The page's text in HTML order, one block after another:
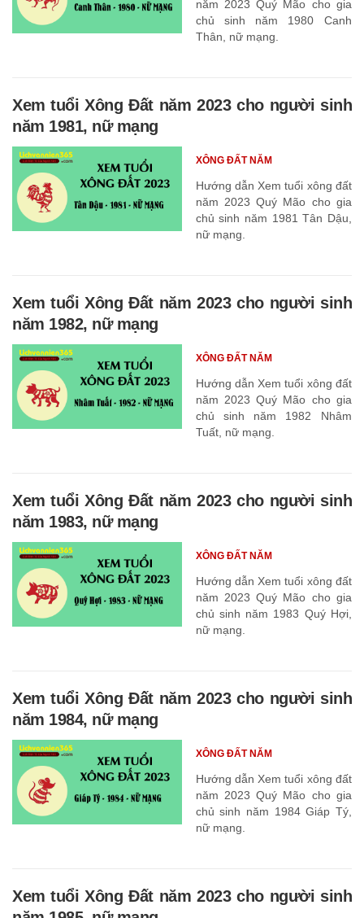
năm 2023 Quý Mão cho gia
chủ sinh năm 1980 Canh
Thân, nữ mạng.
Xem tuổi Xông Đất năm 2023 cho người sinh
năm 1981, nữ mạng
Hướng dẫn Xem tuổi xông đất
năm 2023 Quý Mão cho gia
chủ sinh năm 1981 Tân Dậu,
nữ mạng.
XÔNG ĐẤT NĂM
Xem tuổi Xông Đất năm 2023 cho người sinh
năm 1982, nữ mạng
Hướng dẫn Xem tuổi xông đất
năm 2023 Quý Mão cho gia
chủ sinh năm 1982 Nhâm
Tuất, nữ mạng.
XÔNG ĐẤT NĂM
Xem tuổi Xông Đất năm 2023 cho người sinh
năm 1983, nữ mạng
Hướng dẫn Xem tuổi xông đất
năm 2023 Quý Mão cho gia
chủ sinh năm 1983 Quý Hợi,
nữ mạng.
XÔNG ĐẤT NĂM
Xem tuổi Xông Đất năm 2023 cho người sinh
năm 1984, nữ mạng
Hướng dẫn Xem tuổi xông đất
năm 2023 Quý Mão cho gia
chủ sinh năm 1984 Giáp Tý,
nữ mạng.
XÔNG ĐẤT NĂM
Xem tuổi Xông Đất năm 2023 cho người sinh